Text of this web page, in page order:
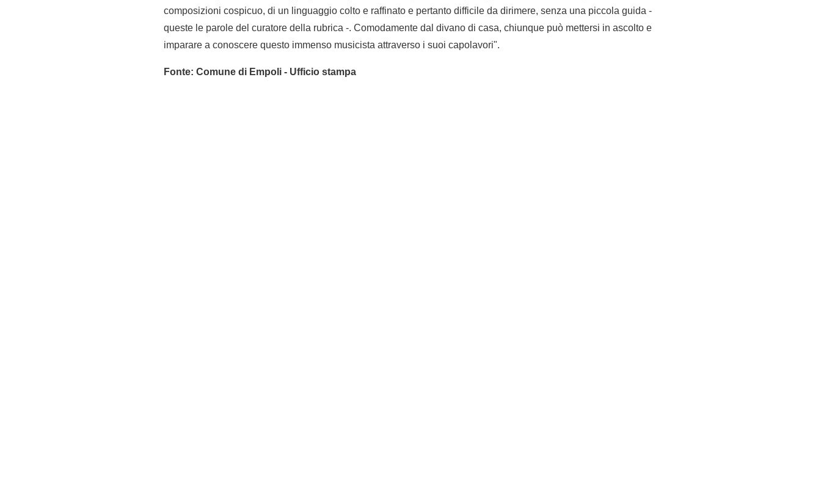
composizioni cospicuo, di un linguaggio colto e raffinato e pertanto difficile da dirimere, senza una piccola guida -
queste le parole del curatore della rubrica -. Comodamente dal divano di casa, chiunque può mettersi in ascolto e
imparare a conoscere questo immenso musicista attraverso i suoi capolavori".
Fonte: Comune di Empoli - Ufficio stampa